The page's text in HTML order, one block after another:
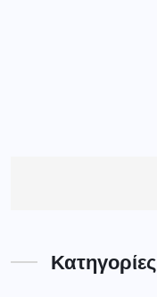
Κατηγορίες